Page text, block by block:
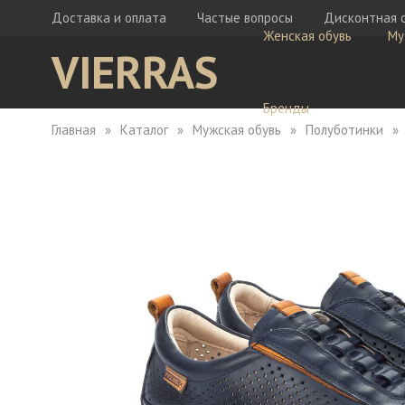
Доставка и оплата Частые вопросы Дисконтная
VIERRAS
Женская обувь
Ботфорты
Сандалии
Тапочки
Туфли
Бренды
Главная Каталог Мужская обувь Полуботинки